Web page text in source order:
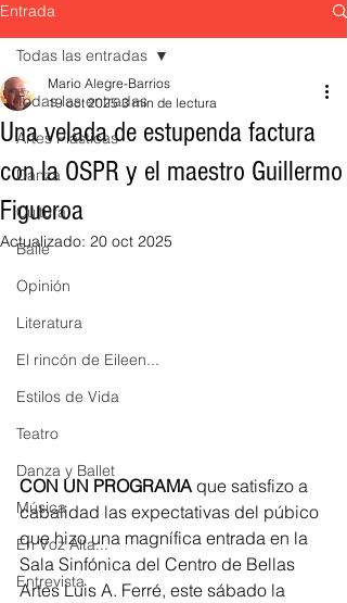
Entrada
Todas las entradas
Artes Plásticas
Danza
Cultura
Baile
Opinión
Literatura
El rincón de Eileen...
Estilos de Vida
Teatro
Danza y Ballet
Música
En Voz Alta...
Entrevista
Todas las entradas
Una velada de estupenda factura
con la OSPR y el maestro Guillermo
Figueroa
Mario Alegre-Barrios
19 oct 2025 3 min de lectura
Actualizado: 20 oct 2025
CON UN PROGRAMA que satisfizo a
cabalidad las expectativas del púbico
que hizo una magnífica entrada en la
Sala Sinfónica del Centro de Bellas
Artes Luis A. Ferré, este sábado la